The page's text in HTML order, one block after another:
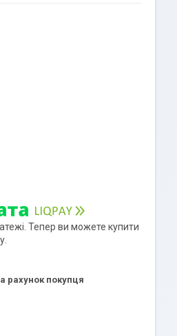
Тепер ви можете купити
рахунок покупця